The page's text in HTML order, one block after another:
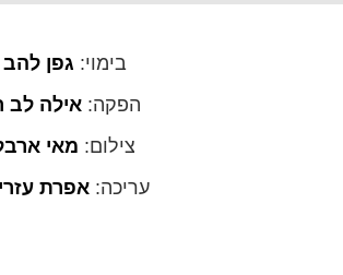
בימוי: גפן להב
הפקה: אילה לב
צילום: מאי
עריכה: אפרת